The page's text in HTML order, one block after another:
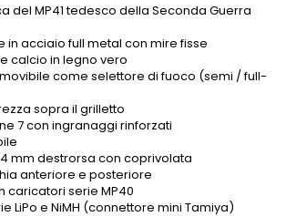
del MP41 tedesco della Seconda Guerra
in acciaio full metal con mire fisse
calcio in legno vero
come selettore di fuoco (semi / full-
sopra il grilletto
7 con ingranaggi rinforzati
mm destrorsa con coprivolata
anteriore e posteriore
caricatori serie MP40
LiPo e NiMH (connettore mini Tamiya)